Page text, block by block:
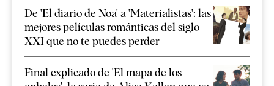
De 'El diario de Noa' a 'Materialistas': las
mejores películas románticas del siglo
XXI que no te puedes perder
Final explicado de 'El mapa de los